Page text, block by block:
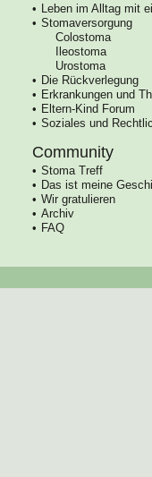
Leben im Alltag mit
Stomaversorgung
Colostoma
Ileostoma
Urostoma
Die Rückverlegung
Erkrankungen und
Eltern-Kind Forum
Soziales und
Community
Stoma Treff
Das ist meine
Wir gratulieren
Archiv
FAQ